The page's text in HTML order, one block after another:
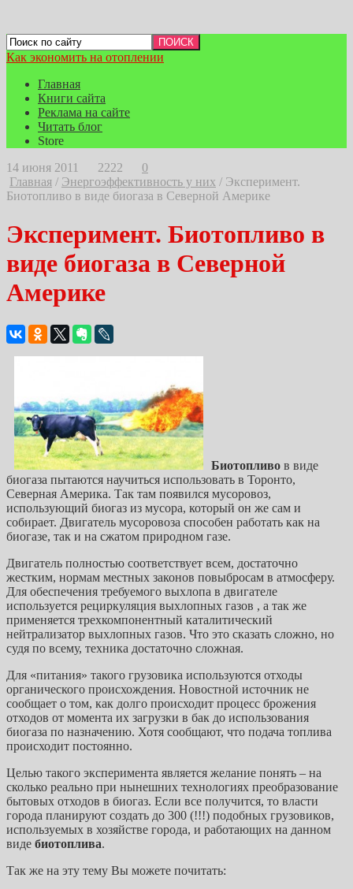
Как экономить на отоплении
Главная
Книги сайта
Реклама на сайте
Читать блог
Store
14 июня 2011
2222
0
Главная / Энергоэффективность у них / Эксперимент.
Биотопливо в виде биогаза в Северной Америке
Эксперимент. Биотопливо в
виде биогаза в Северной
Америке
Биотопливо в виде
биогаза пытаются научиться использовать в Торонто,
Северная Америка. Так там появился мусоровоз,
использующий биогаз из мусора, который он же сам и
собирает. Двигатель мусоровоза способен работать как на
биогазе, так и на сжатом природном газе.
Двигатель полностью соответствует всем, достаточно
жестким, нормам местных законов повыбросам в атмосферу.
Для обеспечения требуемого выхлопа в двигателе
используется рециркуляция выхлопных газов , а так же
применяется трехкомпонентный каталитический
нейтрализатор выхлопных газов. Что это сказать сложно, но
судя по всему, техника достаточно сложная.
Для «питания» такого грузовика используются отходы
органического происхождения. Новостной источник не
сообщает о том, как долго происходит процесс брожения
отходов от момента их загрузки в бак до использования
биогаза по назначению. Хотя сообщают, что подача топлива
происходит постоянно.
Целью такого эксперимента является желание понять – на
сколько реально при нынешних технологиях преобразование
бытовых отходов в биогаз. Если все получится, то власти
города планируют создать до 300 (!!!) подобных грузовиков,
используемых в хозяйстве города, и работающих на данном
виде биотоплива.
Так же на эту тему Вы можете почитать: